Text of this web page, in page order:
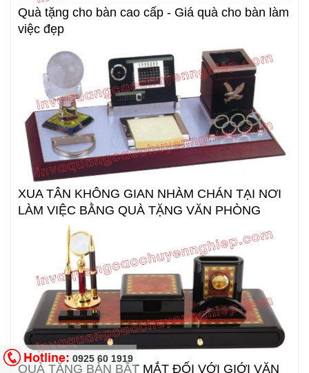
Quà tặng cho bàn cao cấp - Giá quà cho bàn làm
việc đẹp
XUA TÂN KHÔNG GIAN NHÀM CHÁN TẠI NƠI
LÀM VIỆC BẰNG QUÀ TẶNG VĂN PHÒNG
QUÀ TẶNG BÀN BẮT MẮT ĐỐI VỚI GIỚI VĂN
Hotline: 0925 60 1919